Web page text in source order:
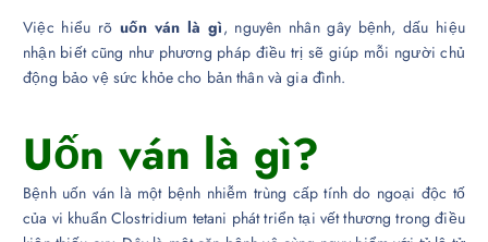
Việc hiểu rõ uốn ván là gì, nguyên nhân gây bệnh, dấu hiệu
nhận biết cũng như phương pháp điều trị sẽ giúp mỗi người chủ
động bảo vệ sức khỏe cho bản thân và gia đình.
Uốn ván là gì?
Bệnh uốn ván là một bệnh nhiễm trùng cấp tính do ngoại độc tố
của vi khuẩn Clostridium tetani phát triển tại vết thương trong điều